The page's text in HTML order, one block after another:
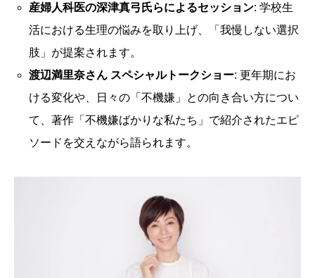
産婦人科医の深津真弓氏らによるセッション: 学校生
活における生理の悩みを取り上げ、「我慢しない選択
肢」が提案されます。
渡辺満里奈さん スペシャルトークショー: 更年期にお
ける変化や、日々の「不機嫌」との向き合い方につい
て、著作「不機嫌ばかりな私たち」で紹介されたエピ
ソードを交えながら語られます。